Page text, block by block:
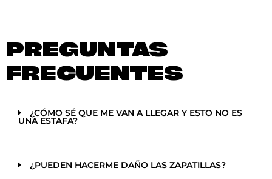
PREGUNTAS
FRECUENTES
¿CÓMO SÉ QUE ME VAN A LLEGAR Y ESTO NO ES
UNA ESTAFA?
¿PUEDEN HACERME DAÑO LAS ZAPATILLAS?